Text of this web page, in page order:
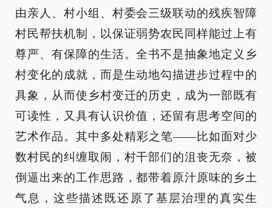
由亲人、村小组、村委会三级联动的残疾智障
村民帮扶机制，以保证弱势农民同样能过上有
尊严、有保障的生活。全书不是抽象地定义乡
村变化的成就，而是生动地勾描进步过程中的
具象，从而使乡村变迁的历史，成为一部既有
可读性，又具有认识价值，还留有思考空间的
艺术作品。其中多处精彩之笔——比如面对少
数村民的纠缠取闹，村干部们的沮丧无奈，被
倒逼出来的工作思路，都带着原汁原味的乡土
气息，这些描述既还原了基层治理的真实生